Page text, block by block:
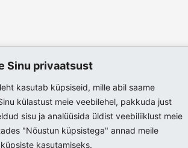
Sinu privaatsust
kasutab küpsiseid, mille abil saame
külastust meie veebilehel, pakkuda just
sisu ja analüüsida üldist veebiliiklust meie
"Nõustun küpsistega" annad meile
kasutamiseks.